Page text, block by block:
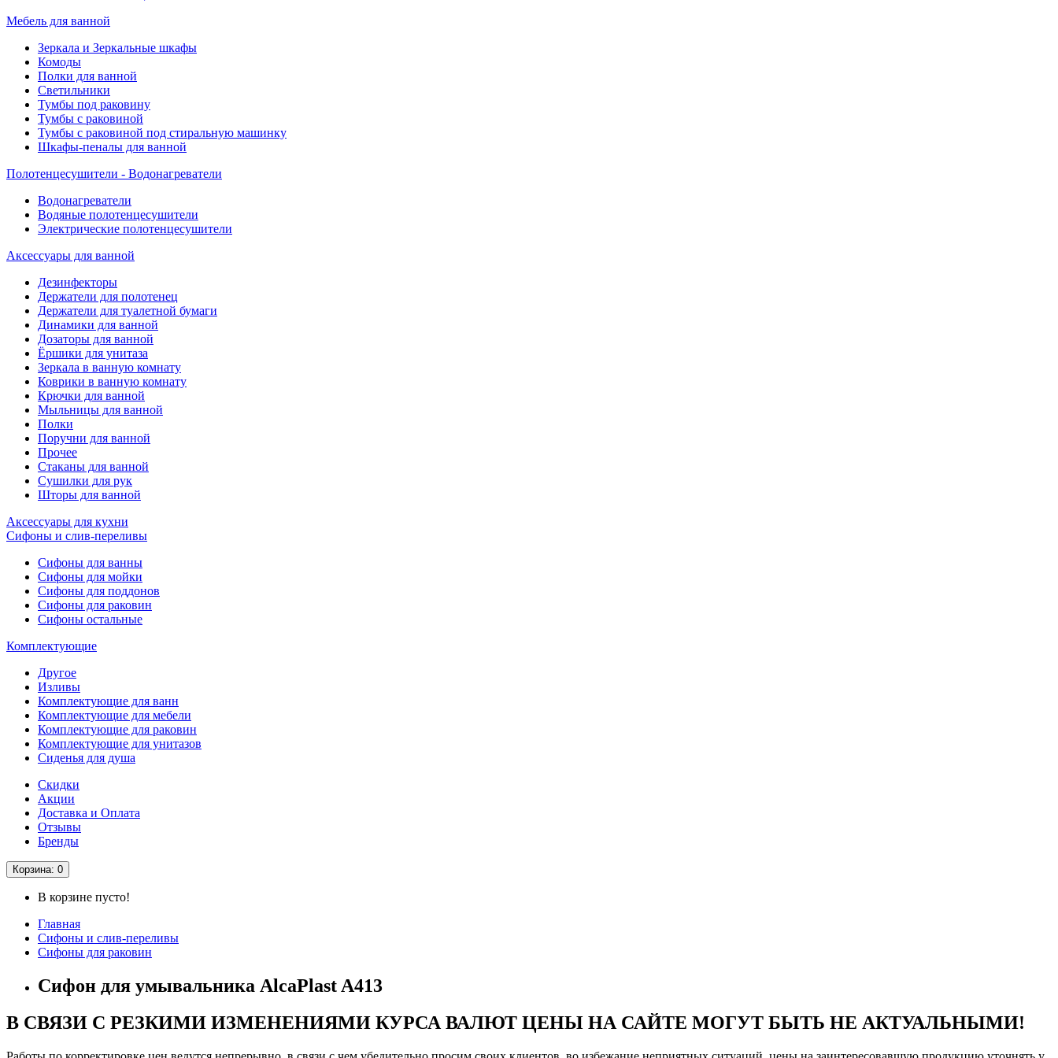
Мебель для ванной
Зеркала и Зеркальные шкафы
Комоды
Полки для ванной
Светильники
Тумбы под раковину
Тумбы с раковиной
Тумбы с раковиной под стиральную машинку
Шкафы-пеналы для ванной
Полотенцесушители - Водонагреватели
Водонагреватели
Водяные полотенцесушители
Электрические полотенцесушители
Аксессуары для ванной
Дезинфекторы
Держатели для полотенец
Держатели для туалетной бумаги
Динамики для ванной
Дозаторы для ванной
Ёршики для унитаза
Зеркала в ванную комнату
Коврики в ванную комнату
Крючки для ванной
Мыльницы для ванной
Полки
Поручни для ванной
Прочее
Стаканы для ванной
Сушилки для рук
Шторы для ванной
Аксессуары для кухни
Сифоны и слив-переливы
Сифоны для ванны
Сифоны для мойки
Сифоны для поддонов
Сифоны для раковин
Сифоны остальные
Комплектующие
Другое
Изливы
Комплектующие для ванн
Комплектующие для мебели
Комплектующие для раковин
Комплектующие для унитазов
Сиденья для душа
Скидки
Акции
Доставка и Оплата
Отзывы
Бренды
Корзина: 0
В корзине пусто!
Главная
Сифоны и слив-переливы
Сифоны для раковин
Сифон для умывальника AlcaPlast A413
В СВЯЗИ С РЕЗКИМИ ИЗМЕНЕНИЯМИ КУРСА ВАЛЮТ ЦЕНЫ НА САЙТЕ МОГУТ БЫТЬ НЕ АКТУАЛЬНЫМИ!